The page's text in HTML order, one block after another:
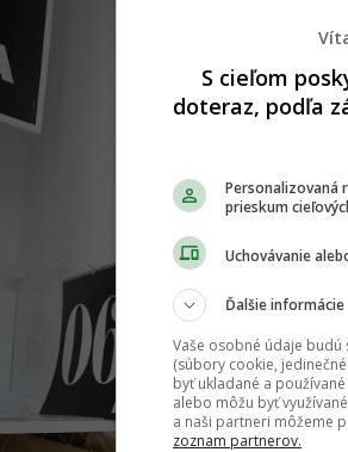
S cieľom
doteraz, podľa
Personalizovaná
prieskum
Uchovávanie
Ďalšie informácie
Vaše osobné údaje budú
(súbory cookie,
byť ukladané a
alebo môžu byť
a naši partneri môžeme
zoznam partnerov.